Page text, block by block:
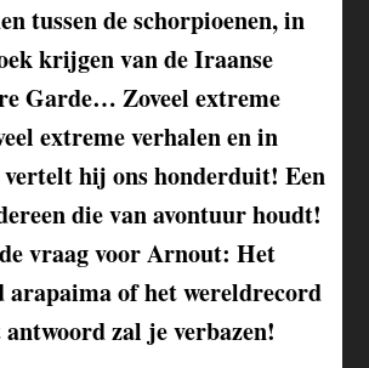
tussen de schorpioenen, in
krijgen van de Iraanse
Garde… Zoveel extreme
extreme verhalen en in
vertelt hij ons honderduit! Een
die van avontuur houdt!
vraag voor Arnout: Het
arapaima of het wereldrecord
zal je verbazen!